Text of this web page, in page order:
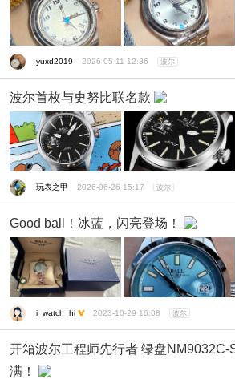
yuxd2019 2026-05-11 12:36 波尔
波尔首枚与史努比联名款
玩表之甲 2026-06-26 15:17 波尔
Good ball！冰蓝，闪亮登场！
i_watch_hi 2023-10-29 16:08 波尔
开箱波尔工程师先行者 绿盘NM9032C-
满！